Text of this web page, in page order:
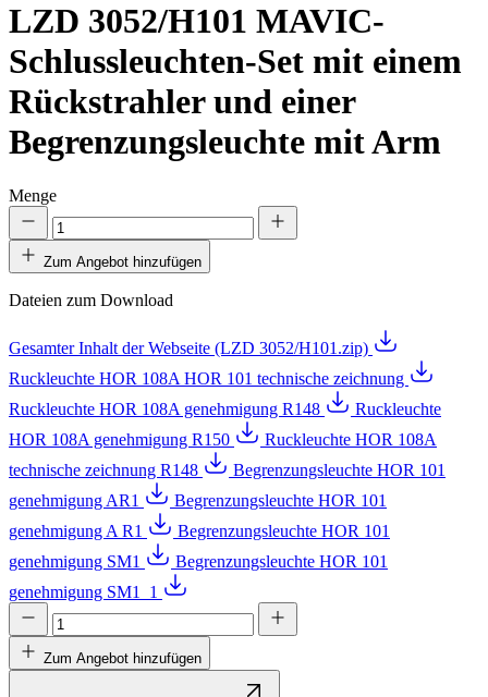
LZD 3052/H101 MAVIC-
Schlussleuchten-Set mit einem
Rückstrahler und einer
Begrenzungsleuchte mit Arm
Menge
Zum Angebot hinzufügen
Dateien zum Download
Gesamter Inhalt der Webseite (LZD 3052/H101.zip)
Ruckleuchte HOR 108A HOR 101 technische zeichnung
Ruckleuchte HOR 108A genehmigung R148
Ruckleuchte
HOR 108A genehmigung R150
Ruckleuchte HOR 108A
technische zeichnung R148
Begrenzungsleuchte HOR 101
genehmigung AR1
Begrenzungsleuchte HOR 101
genehmigung A R1
Begrenzungsleuchte HOR 101
genehmigung SM1
Begrenzungsleuchte HOR 101
genehmigung SM1_1
Zum Angebot hinzufügen